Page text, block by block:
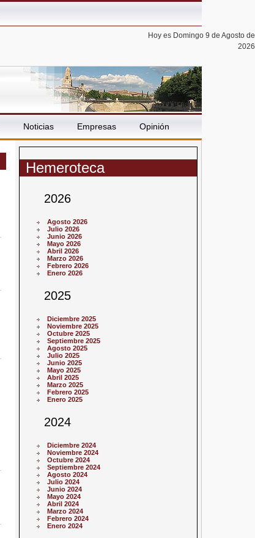
Hoy es Domingo 9 de Agosto de
2026
Noticias Empresas Opinión
Hemeroteca
2026
Agosto 2026
Julio 2026
Junio 2026
Mayo 2026
Abril 2026
Marzo 2026
Febrero 2026
Enero 2026
2025
Diciembre 2025
Noviembre 2025
Octubre 2025
Septiembre 2025
Agosto 2025
Julio 2025
Junio 2025
Mayo 2025
Abril 2025
Marzo 2025
Febrero 2025
Enero 2025
2024
Diciembre 2024
Noviembre 2024
Octubre 2024
Septiembre 2024
Agosto 2024
Julio 2024
Junio 2024
Mayo 2024
Abril 2024
Marzo 2024
Febrero 2024
Enero 2024